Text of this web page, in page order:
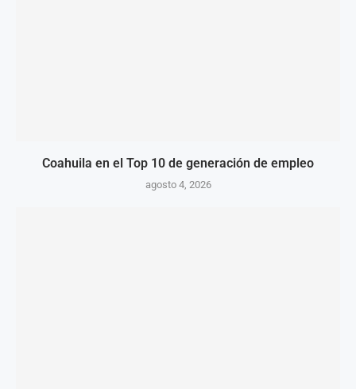
Coahuila en el Top 10 de generación de empleo
agosto 4, 2026